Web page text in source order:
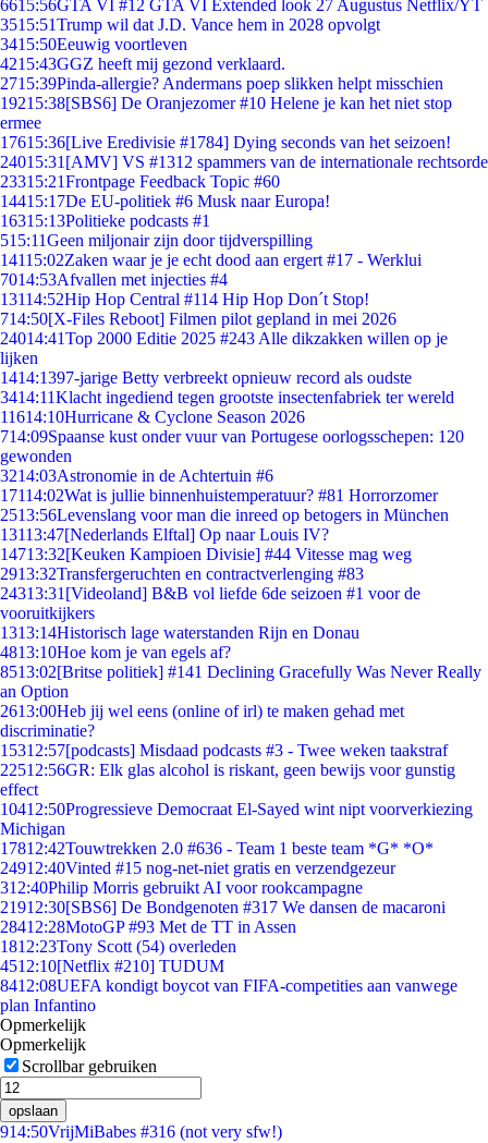
6615:56GTA VI #12 GTA VI Extended look 27 Augustus Netflix/YT
3515:51Trump wil dat J.D. Vance hem in 2028 opvolgt
3415:50Eeuwig voortleven
4215:43GGZ heeft mij gezond verklaard.
2715:39Pinda-allergie? Andermans poep slikken helpt misschien
19215:38[SBS6] De Oranjezomer #10 Helene je kan het niet stop
ermee
17615:36[Live Eredivisie #1784] Dying seconds van het seizoen!
24015:31 [AMV] VS #1312 spammers van de internationale rechtsorde
23315:21Frontpage Feedback Topic #60
14415:17De EU-politiek #6 Musk naar Europa!
16315:13Politieke podcasts #1
515:11Geen miljonair zijn door tijdverspilling
14115:02Zaken waar je je echt dood aan ergert #17 - Werklui
7014:53Afvallen met injecties #4
13114:52Hip Hop Central #114 Hip Hop Don´t Stop!
714:50[X-Files Reboot] Filmen pilot gepland in mei 2026
24014:41Top 2000 Editie 2025 #243 Alle dikzakken willen op je
lijken
1414:1397-jarige Betty verbreekt opnieuw record als oudste
3414:11Klacht ingediend tegen grootste insectenfabriek ter wereld
11614:10Hurricane & Cyclone Season 2026
714:09Spaanse kust onder vuur van Portugese oorlogsschepen: 120
gewonden
3214:03Astronomie in de Achtertuin #6
17114:02Wat is jullie binnenhuistemperatuur? #81 Horrorzomer
2513:56Levenslang voor man die inreed op betogers in München
13113:47[Nederlands Elftal] Op naar Louis IV?
14713:32[Keuken Kampioen Divisie] #44 Vitesse mag weg
2913:32Transfergeruchten en contractverlenging #83
24313:31 [Videoland] B&B vol liefde 6de seizoen #1 voor de
vooruitkijkers
1313:14Historisch lage waterstanden Rijn en Donau
4813:10Hoe kom je van egels af?
8513:02[Britse politiek] #141 Declining Gracefully Was Never Really
an Option
2613:00Heb jij wel eens (online of irl) te maken gehad met
discriminatie?
15312:57[podcasts] Misdaad podcasts #3 - Twee weken taakstraf
22512:56GR: Elk glas alcohol is riskant, geen bewijs voor gunstig
effect
10412:50Progressieve Democraat El-Sayed wint nipt voorverkiezing
Michigan
17812:42Touwtrekken 2.0 #636 - Team 1 beste team *G* *O*
24912:40Vinted #15 nog-net-niet gratis en verzendgezeur
312:40Philip Morris gebruikt AI voor rookcampagne
21912:30[SBS6] De Bondgenoten #317 We dansen de macaroni
28412:28MotoGP #93 Met de TT in Assen
1812:23Tony Scott (54) overleden
4512:10[Netflix #210] TUDUM
8412:08UEFA kondigt boycot van FIFA-competities aan vanwege
plan Infantino
Opmerkelijk
Opmerkelijk
Scrollbar gebruiken
opslaan
914:50VrijMiBabes #316 (not very sfw!)